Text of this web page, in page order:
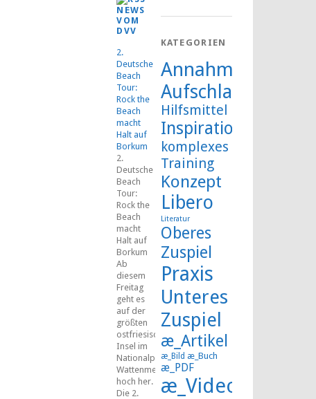
NEWS
VOM
DVV
2.
Deutsche
Beach
Tour:
Rock the
Beach
macht
Halt auf
Borkum
2.
Deutsche
Beach
Tour:
Rock the
Beach
macht
Halt auf
Borkum
Ab
diesem
Freitag
geht es
auf der
größten
ostfriesischen
Insel im
Nationalpark
Wattenmeer
hoch her.
Die 2.
KATEGORIEN
Annahme
Aufschlag
Hilfsmittel
Inspiration
komplexes
Training
Konzept
Libero
Literatur
Oberes
Zuspiel
Praxis
Unteres
Zuspiel
æ_Artikel
æ_Bild æ_Buch
æ_PDF
æ_Video